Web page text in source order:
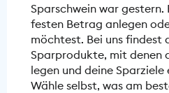
Sparschwein war gestern.
festen Betrag anlegen
möchtest. Bei uns findest
Sparprodukte, mit denen
legen und deine Sparziele
Wähle selbst, was am